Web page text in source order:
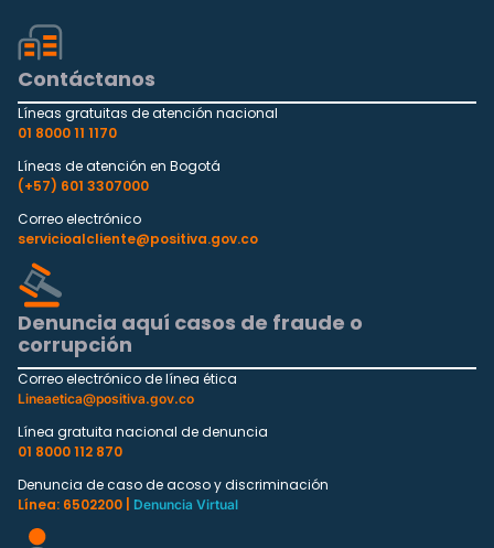
Contáctanos
Líneas gratuitas de atención nacional
01 8000 11 1170
Líneas de atención en Bogotá
(+57) 601 3307000
Correo electrónico
servicioalcliente@positiva.gov.co
Denuncia aquí casos de fraude o
corrupción
Correo electrónico de línea ética
Lineaetica@positiva.gov.co
Línea gratuita nacional de denuncia
01 8000 112 870
Denuncia de caso de acoso y discriminación
Línea: 6502200 |
Denuncia Virtual